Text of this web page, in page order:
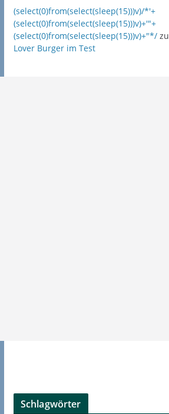
(select(0)from(select(sleep(15)))v)/*'+
(select(0)from(select(sleep(15)))v)+'"+
(select(0)from(select(sleep(15)))v)+"*/zu
Lover Burger im Test
Schlagwörter